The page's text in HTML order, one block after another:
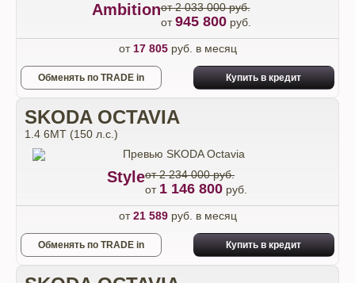
Ambitionот 2 033 000 руб.
от945 800руб.
от 17 805руб. в месяц
Обменять по TRADE in Купить в кредит
SKODA OCTAVIA
1.4 6MT (150 л.с.)
Styleот 2 234 000 руб.
от 1 146 800 руб.
от21 589руб. в месяц
Обменять по TRADE in Купить в кредит